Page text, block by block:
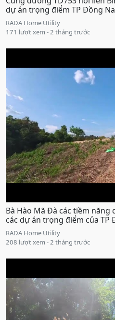
dự án trọng điểm TP Đồng
RADA Home Utility
171 lượt xem - 2 tháng trước
Bà Hào Mã Đà các tiềm
các dự án trọng điểm của TP
RADA Home Utility
208 lượt xem - 2 tháng trước